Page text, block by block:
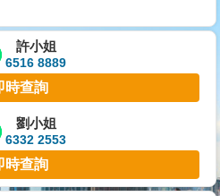
許小姐
6516 8889
時查詢
劉小姐
6332 2553
時查詢